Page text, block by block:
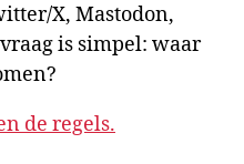
X, Mastodon,
is simpel: waar
de regels.